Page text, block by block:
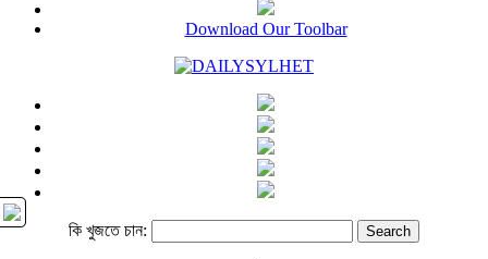
Download Our Toolbar
কি খুজতে চান: